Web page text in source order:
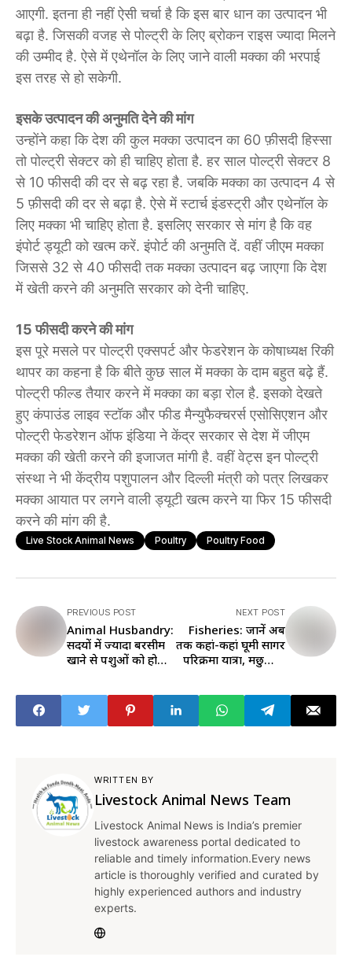
आएगी. इतना ही नहीं ऐसी चर्चा है कि इस बार धान का उत्पादन भी
बढ़ा है. जिसकी वजह से पोल्ट्री के लिए ब्रोकन राइस ज्यादा मिलने
की उम्मीद है. ऐसे में एथेनॉल के लिए जाने वाली मक्का की भरपाई
इस तरह से हो सकेगी.
इसके उत्पादन की अनुमति देने की मांग
उन्होंने कहा कि देश की कुल मक्का उत्पादन का 60 फ़ीसदी हिस्सा
तो पोल्ट्री सेक्टर को ही चाहिए होता है. हर साल पोल्ट्री सेक्टर 8
से 10 फीसदी की दर से बढ़ रहा है. जबकि मक्का का उत्पादन 4 से
5 फ़ीसदी की दर से बढ़ा है. ऐसे में स्टार्च इंडस्ट्री और एथेनॉल के
लिए मक्का भी चाहिए होता है. इसलिए सरकार से मांग है कि वह
इंपोर्ट ड्यूटी को खत्म करें. इंपोर्ट की अनुमति दें. वहीं जीएम मक्का
जिससे 32 से 40 फीसदी तक मक्का उत्पादन बढ़ जाएगा कि देश
में खेती करने की अनुमति सरकार को देनी चाहिए.
15 फीसदी करने की मांग
इस पूरे मसले पर पोल्ट्री एक्सपर्ट और फेडरेशन के कोषाध्यक्ष रिकी
थापर का कहना है कि बीते कुछ साल में मक्का के दाम बहुत बढ़े हैं.
पोल्ट्री फील्ड तैयार करने में मक्का का बड़ा रोल है. इसको देखते
हुए कंपाउंड लाइव स्टॉक और फीड मैन्युफैक्चरर्स एसोसिएशन और
पोल्ट्री फेडरेशन ऑफ इंडिया ने केंद्र सरकार से देश में जीएम
मक्का की खेती करने की इजाजत मांगी है. वहीं वेट्स इन पोल्ट्री
संस्था ने भी केंद्रीय पशुपालन और दिल्ली मंत्री को पत्र लिखकर
मक्का आयात पर लगने वाली ड्यूटी खत्म करने या फिर 15 फीसदी
करने की मांग की है.
Live Stock Animal News Poultry Poultry Food
PREVIOUS POST
Animal Husbandry:
सर्दियों में ज्यादा बरसीम
खाने से पशुओं को हो
NEXT POST
Fisheries: जानें अब
तक कहां-कहां घूमी सागर
परिक्रमा यात्रा, मछुआरों
WRITTEN BY
Livestock Animal News Team
Livestock Animal News is India’s premier
livestock awareness portal dedicated to
reliable and timely information.Every news
article is thoroughly verified and curated by
highly experienced authors and industry
experts.